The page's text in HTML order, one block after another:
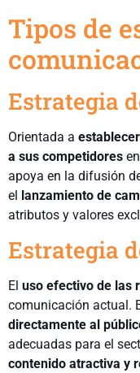
Tipos de
Estrategia
Orientada a
a sus competidores
apoya en la difusión
el lanzamiento de
atributos y valores
Estrategia
El uso efectivo de las
comunicación actual.
directamente al
adecuadas para el
contenido atractiva y